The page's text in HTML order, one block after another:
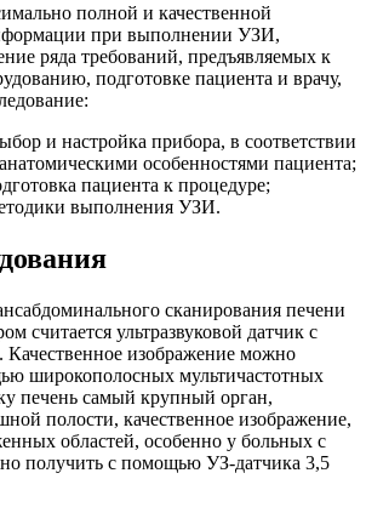
полной и качественной
при выполнении УЗИ,
ряда требований, предъявляемых к
подготовке пациента и врачу,
и настройка прибора, в соответствии
особенностями пациента;
пациента к процедуре;
выполнения УЗИ.
сканирования печени
считается ультразвуковой датчик с
изображение можно
широкополосных мультичастотных
печень самый крупный орган,
полости, качественное изображение,
областей, особенно у больных с
получить с помощью УЗ-датчика 3,5